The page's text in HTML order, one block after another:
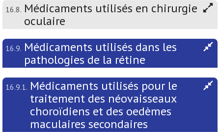
16.8. Médicaments utilisés en chirurgie
oculaire
16.9. Médicaments utilisés dans les
pathologies de la rétine
16.9.1. Médicaments utilisés pour le
traitement des néovaisseaux
choroïdiens et des oedèmes
maculaires secondaires